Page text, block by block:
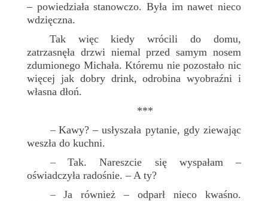
– powiedziała stanowczo. Była im nawet nieco
wdzięczna.
Tak więc kiedy wrócili do domu,
zatrzasnęła drzwi niemal przed samym nosem
zdumionego Michała. Któremu nie pozostało nic
więcej jak dobry drink, odrobina wyobraźni i
własna dłoń.
***
– Kawy? – usłyszała pytanie, gdy ziewając
weszła do kuchni.
–Tak. Nareszcie się wyspałam –
oświadczyła radośnie. – A ty?
– Ja również – odparł nieco kwaśno.